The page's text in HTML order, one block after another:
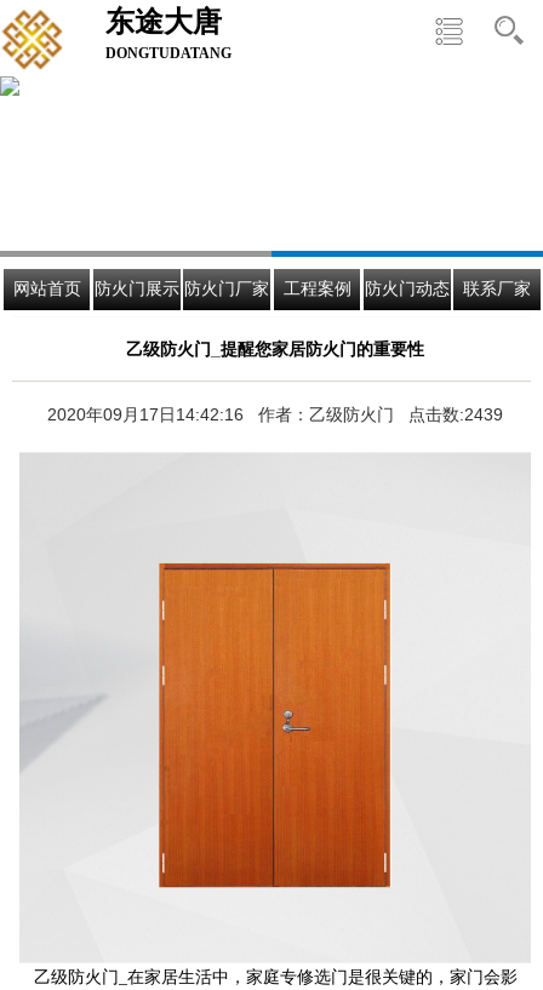
东途大唐
DONGTUDATANG
网站首页 防火门展示 防火门厂家 工程案例 防火门动态 联系厂家
乙级防火门_提醒您家居防火门的重要性
2020年09月17日14:42:16 作者：乙级防火门 点击数:2439
乙级防火门_在家居生活中，家庭专修选门是很关键的，家门会影